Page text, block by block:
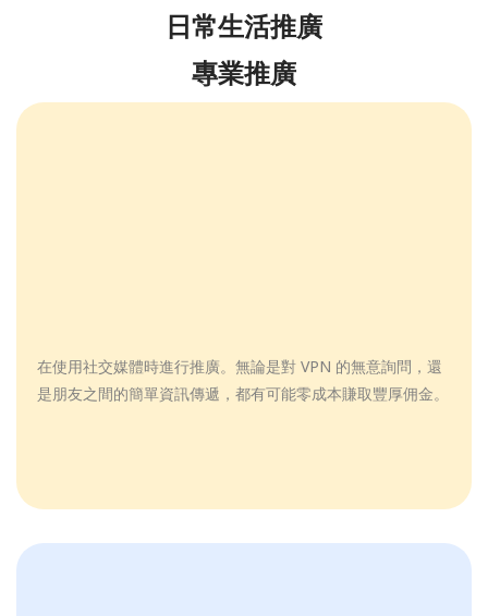
日常生活推廣
專業推廣
在使用社交媒體時進行推廣。無論是對 VPN 的無意詢問，還
是朋友之間的簡單資訊傳遞，都有可能零成本賺取豐厚佣金。